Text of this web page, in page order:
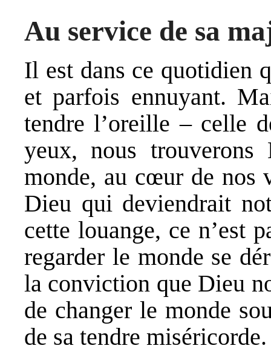
Au service de sa
Il est dans ce quotidien
et parfois ennuyant.
tendre l’oreille – celle
yeux, nous
monde, au cœur de nos
Dieu qui deviendrait
cette louange, ce n’est
regarder le monde se
la conviction que Dieu
de changer le monde
de sa tendre miséricorde.